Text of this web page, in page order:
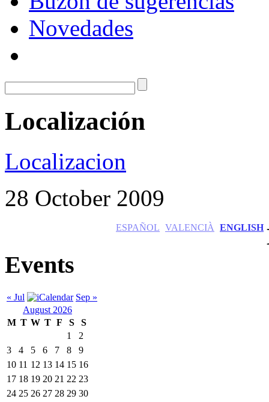
Novedades
Localización
Localizacion
28 October 2009
ESPAÑOL VALENCIÀ ENGLISH
Events
« Jul
Sep »
August 2026
M T W T F S
S
1
2
3
4 5 6 7 8
9
10 11 12 13 14 15 16
17 18 19 20 21 22 23
24 25 26 27 28 29 30